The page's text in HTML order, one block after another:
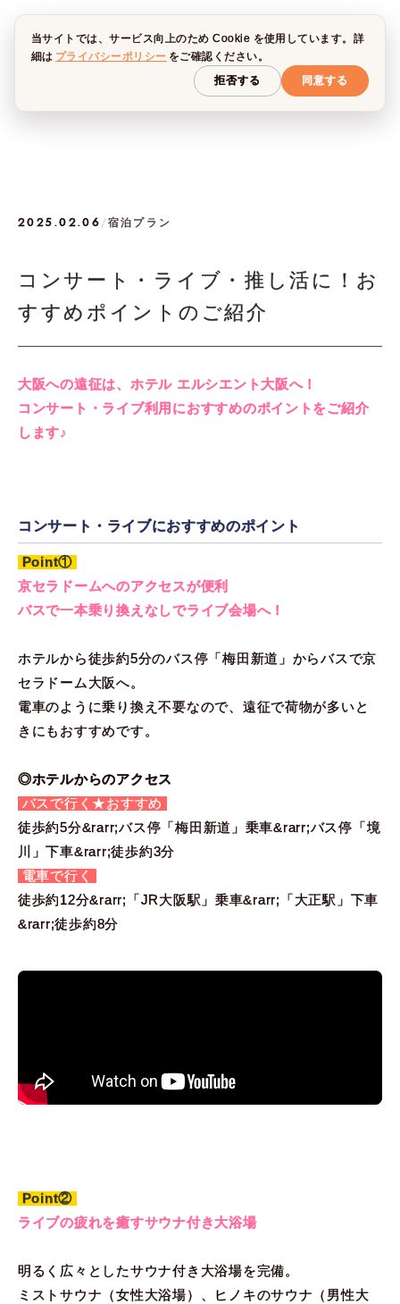
2025.02.06/宿泊プラン
コンサート・ライブ・推し活に！お
すすめポイントのご紹介
大阪への遠征は、ホテル エルシエント大阪へ！
コンサート・ライブ利用におすすめのポイントをご紹介
します♪
コンサート・ライブにおすすめのポイント
Point①
京セラドームへのアクセスが便利
バスで一本乗り換えなしでライブ会場へ！
ホテルから徒歩約5分のバス停「梅田新道」からバスで京
セラドーム大阪へ。
電車のように乗り換え不要なので、遠征で荷物が多いと
きにもおすすめです。
◎ホテルからのアクセス
バスで行く★おすすめ
徒歩約5分&rarr;バス停「梅田新道」乗車&rarr;バス停「境
川」下車&rarr;徒歩約3分
電車で行く
徒歩約12分&rarr;「JR大阪駅」乗車&rarr;「大正駅」下車
&rarr;徒歩約8分
Point②
ライブの疲れを癒すサウナ付き大浴場
明るく広々としたサウナ付き大浴場を完備。
ミストサウナ（女性大浴場）、ヒノキのサウナ（男性大
当サイトでは、サービス向上のため Cookie を使用しています。詳
細は プライバシーポリシー をご確認ください。
拒否する
同意する